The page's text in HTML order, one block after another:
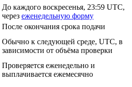
До каждого воскресенья, 23:59 UTC,
через еженедельную форму
После окончания срока подачи
Обычно к следующей среде, UTC, в
зависимости от объёма проверки
Проверяется еженедельно и
выплачивается ежемесячно